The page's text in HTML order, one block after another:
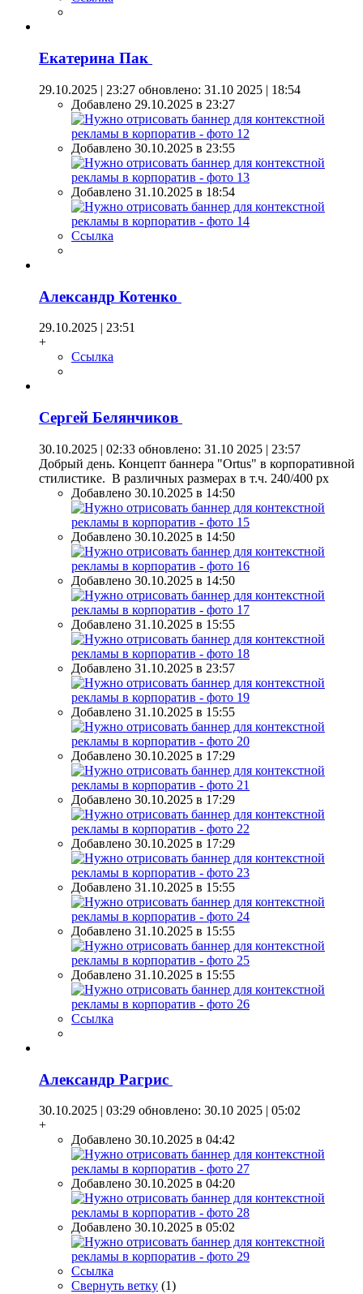
Екатерина Пак
29.10.2025 | 23:27 обновлено: 31.10 2025 | 18:54
Добавлено 29.10.2025 в 23:27
Добавлено 30.10.2025 в 23:55
Добавлено 31.10.2025 в 18:54
Ссылка
Александр Котенко
29.10.2025 | 23:51
+
Ссылка
Сергей Белянчиков
30.10.2025 | 02:33 обновлено: 31.10 2025 | 23:57
Добрый день. Концепт баннера "Ortus" в корпоративной
стилистике. В различных размерах в т.ч. 240/400 px
Добавлено 30.10.2025 в 14:50
Добавлено 30.10.2025 в 14:50
Добавлено 30.10.2025 в 14:50
Добавлено 31.10.2025 в 15:55
Добавлено 31.10.2025 в 23:57
Добавлено 31.10.2025 в 15:55
Добавлено 30.10.2025 в 17:29
Добавлено 30.10.2025 в 17:29
Добавлено 30.10.2025 в 17:29
Добавлено 31.10.2025 в 15:55
Добавлено 31.10.2025 в 15:55
Добавлено 31.10.2025 в 15:55
Ссылка
Александр Рагрис
30.10.2025 | 03:29 обновлено: 30.10 2025 | 05:02
+
Добавлено 30.10.2025 в 04:42
Добавлено 30.10.2025 в 04:20
Добавлено 30.10.2025 в 05:02
Ссылка
Свернуть ветку (1)